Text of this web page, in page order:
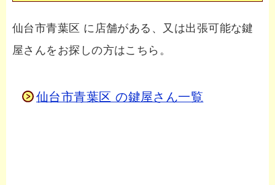
仙台市青葉区 に店舗がある、又は出張可能な鍵
屋さんをお探しの方はこちら。
仙台市青葉区 の鍵屋さん一覧